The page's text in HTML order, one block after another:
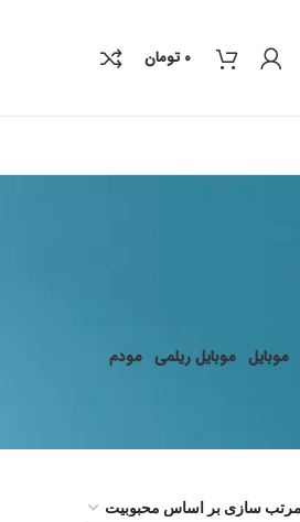
۰ تومان
موبایل موبایل ریلمی مودم